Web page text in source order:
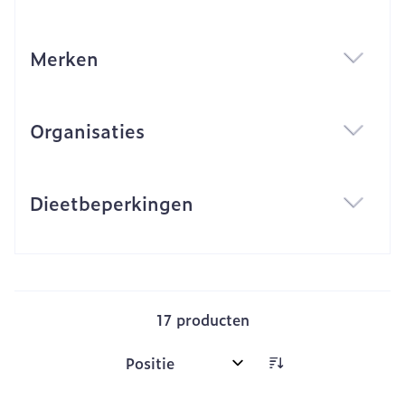
Merken
Organisaties
Dieetbeperkingen
17producten
Sorteer op: